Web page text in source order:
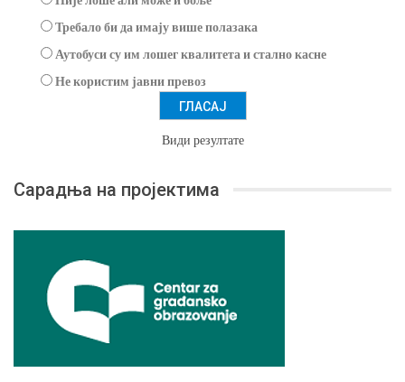
Требало би да имају више полазака
Аутобуси су им лошег квалитета и стално касне
Не користим јавни превоз
Види резултате
Сарадња на пројектима